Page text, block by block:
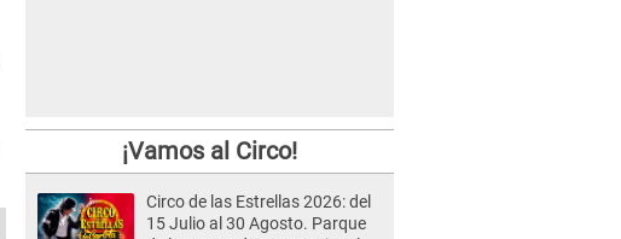
¡Vamos al Circo!
Circo de las Estrellas 2026: del
15 Julio al 30 Agosto. Parque